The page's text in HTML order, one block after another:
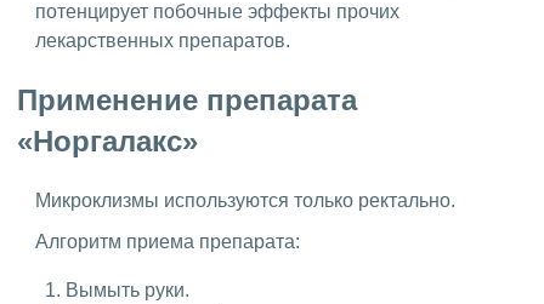
потенцирует побочные эффекты прочих
лекарственных препаратов.
Применение препарата
«Норгалакс»
Микроклизмы используются только ректально.
Алгоритм приема препарата:
Вымыть руки.